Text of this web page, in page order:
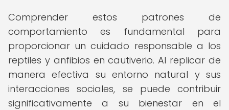
Comprender estos patrones de
comportamiento es fundamental para
proporcionar un cuidado responsable a los
reptiles y anfibios en cautiverio. Al replicar de
manera efectiva su entorno natural y sus
interacciones sociales, se puede contribuir
significativamente a su bienestar en el